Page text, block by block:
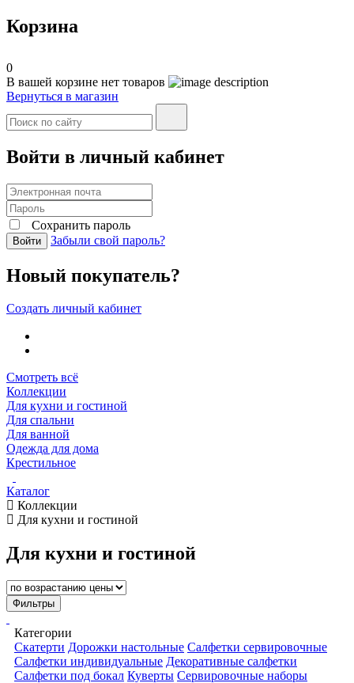
Корзина
0
В вашей корзине нет товаров
Вернуться в магазин
Войти в личный кабинет
Сохранить пароль
Войти Забыли свой пароль?
Новый покупатель?
Создать личный кабинет
Смотреть всё
Коллекции
Для кухни и гостиной
Для спальни
Для ванной
Одежда для дома
Крестильное
Каталог
Коллекции
Для кухни и гостиной
Для кухни и гостиной
Фильтры
Категории
Скатерти Дорожки настольные Салфетки сервировочные
Салфетки индивидуальные Декоративные салфетки
Салфетки под бокал Куверты Сервировочные наборы